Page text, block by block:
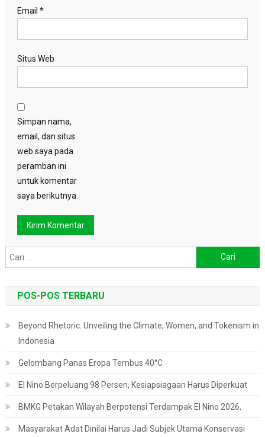
Email *
Situs Web
Simpan nama,
email, dan situs
web saya pada
peramban ini
untuk komentar
saya berikutnya.
untuk:
POS-POS TERBARU
Beyond Rhetoric: Unveiling the Climate, Women, and Tokenism in
Indonesia
Gelombang Panas Eropa Tembus 40°C
El Nino Berpeluang 98 Persen, Kesiapsiagaan Harus Diperkuat
BMKG Petakan Wilayah Berpotensi Terdampak El Nino 2026,
Masyarakat Adat Dinilai Harus Jadi Subjek Utama Konservasi